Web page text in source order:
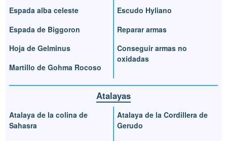
Espada alba celeste
Espada de Biggoron
Hoja de Gelminus
Martillo de Gohma Rocoso
Escudo Hyliano
Reparar armas
Conseguir armas no
oxidadas
Atalayas
Atalaya de la colina de
Sahasra
Atalaya de la Cordillera de
Gerudo